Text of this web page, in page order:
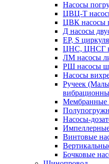
Насосы
ЦВЦ-Т
ЦВК насосы
Д насосы
EP, S
ЦНС, ЦНСГ
ЛМ насосы
РШ насосы
Насосы
Ручеек
Мембранные
Насосы-
Винтовые
Бочковые